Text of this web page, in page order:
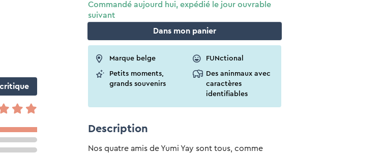
critique
Commandé aujourd hui, expédié le jour ouvrable
suivant
Dans mon panier
Marque belge
Petits moments,
grands souvenirs
FUNctional
Des aninmaux avec
caractères
identifiables
Description
Nos quatre amis de Yumi Yay sont tous, comme